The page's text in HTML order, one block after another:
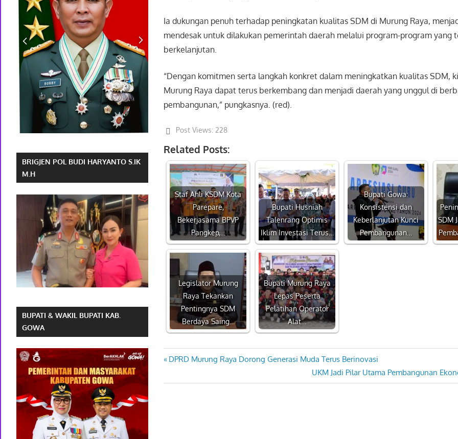
Ia dukungan penuh terhadap peningkatan kualitas SDM di Murung Raya,
mendesak untuk dilakukan pemerintah daerah melalui program-program yang
berkelanjutan.
“Dengan komitmen serta langkah konkret dalam meningkatkan kualitas SDM,
Murung Raya dapat terus berkembang dan menjadi daerah yang unggul di
pembangunan,” pungkasnya. (red).
Post Views: 228
Related Posts:
Staf Ahli KSDM Kota
Parepare,
Bekerjasama BPVP
Pangkep,…
Bupati Husniah
Talenrang Optimis
Iklim Investasi Terus…
Bupati Gowa:
Konsistensi dan
Keberlanjutan Kunci
Pembangunan…
SDM
Legislator Murung
Raya Tekankan
Pentingnya SDM
Berdaya Saing…
Bupati Murung Raya
Lepas Peserta
Pelatihan Operator
Alat…
Navigasi
pos
Previous
DPRD Murung Raya Dorong Generasi Muda Terus Berinovasi
Next
Post:
UKM Jadi Pilar Utama Pembangunan
BRIGJEN POL BUDI HARYANTO S.IK
M.H
BUPATI & WAKIL BUPATI KAB.
GOWA